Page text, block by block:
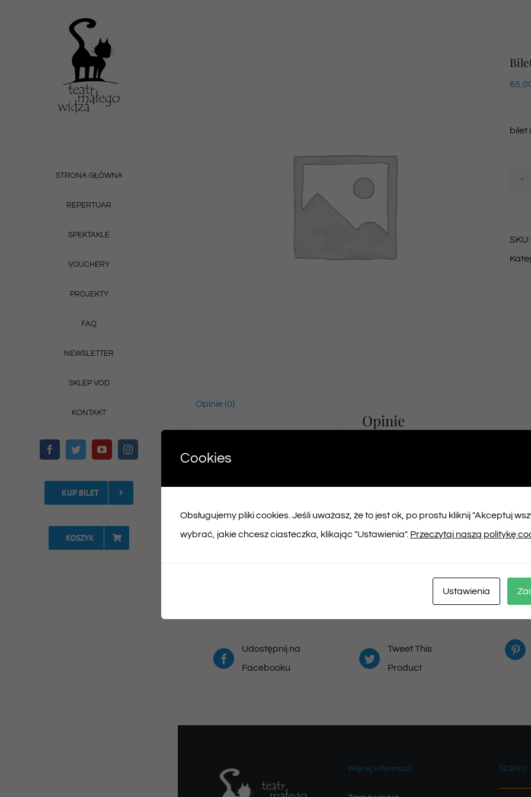
STRONA GŁÓWNA
REPERTUAR
SPEKTAKLE
VOUCHERY
PROJEKTY
FAQ
NEWSLETTER
SKLEP VOD
KONTAKT
KUP BILET
KOSZYK
bilet
SKU:
Opinie (0)
Opinie
Napisz pierwszą opinię o „Bilet na
Udostępnij na
Facebooku
Tweet This
Product
Więcej informacji SCENY:
Cookies
Obsługujemy pliki cookies. Jeśli uważasz, że to jest ok, po prostu kliknij "Akceptuj
wybrać, jakie chcesz ciasteczka, klikając "Ustawienia". Przeczytaj naszą politykę
Ustawienia